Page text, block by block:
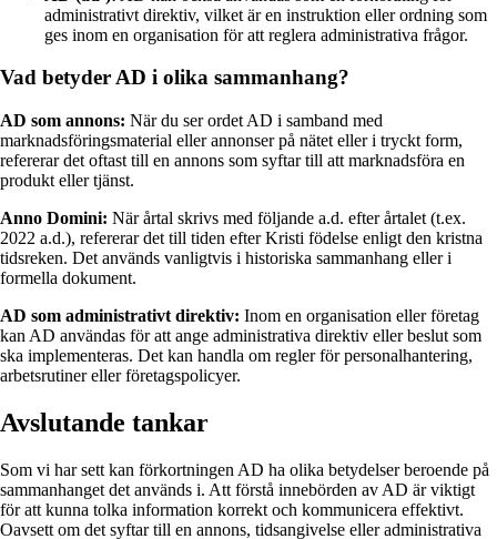
administrativt direktiv, vilket är en instruktion eller ordning som
ges inom en organisation för att reglera administrativa frågor.
Vad betyder AD i olika sammanhang?
AD som annons: När du ser ordet AD i samband med
marknadsföringsmaterial eller annonser på nätet eller i tryckt form,
refererar det oftast till en annons som syftar till att marknadsföra en
produkt eller tjänst.
Anno Domini: När årtal skrivs med följande a.d. efter årtalet (t.ex.
2022 a.d.), refererar det till tiden efter Kristi födelse enligt den kristna
tidsreken. Det används vanligtvis i historiska sammanhang eller i
formella dokument.
AD som administrativt direktiv: Inom en organisation eller företag
kan AD användas för att ange administrativa direktiv eller beslut som
ska implementeras. Det kan handla om regler för personalhantering,
arbetsrutiner eller företagspolicyer.
Avslutande tankar
Som vi har sett kan förkortningen AD ha olika betydelser beroende på
sammanhanget det används i. Att förstå innebörden av AD är viktigt
för att kunna tolka information korrekt och kommunicera effektivt.
Oavsett om det syftar till en annons, tidsangivelse eller administrativa